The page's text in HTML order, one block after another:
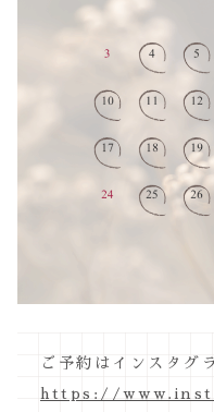
ご予約はインスタグ
https://